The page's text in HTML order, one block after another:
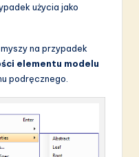
użycia jako
na przypadek
elementu modelu
podręcznego.